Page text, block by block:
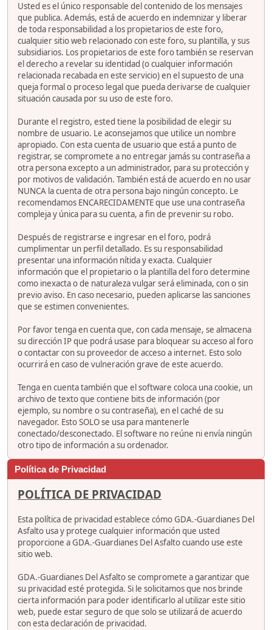
Usted es el único responsable del contenido de los mensajes
que publica. Además, está de acuerdo en indemnizar y liberar
de toda responsabilidad a los propietarios de este foro,
cualquier sitio web relacionado con este foro, su plantilla, y sus
subsidiarios. Los propietarios de este foro también se reservan
el derecho a revelar su identidad (o cualquier información
relacionada recabada en este servicio) en el supuesto de una
queja formal o proceso legal que pueda derivarse de cualquier
situación causada por su uso de este foro.
Durante el registro, ested tiene la posibilidad de elegir su
nombre de usuario. Le aconsejamos que utilice un nombre
apropiado. Con esta cuenta de usuario que está a punto de
registrar, se compromete a no entregar jamás su contraseña a
otra persona excepto a un administrador, para su protección y
por motivos de validación. También está de acuerdo en no usar
NUNCA la cuenta de otra persona bajo ningún concepto. Le
recomendamos ENCARECIDAMENTE que use una contraseña
compleja y única para su cuenta, a fin de prevenir su robo.
Después de registrarse e ingresar en el foro, podrá
cumplimentar un perfil detallado. Es su responsabilidad
presentar una información nítida y exacta. Cualquier
información que el propietario o la plantilla del foro determine
como inexacta o de naturaleza vulgar será eliminada, con o sin
previo aviso. En caso necesario, pueden aplicarse las sanciones
que se estimen convenientes.
Por favor tenga en cuenta que, con cada mensaje, se almacena
su dirección IP que podrá usase para bloquear su acceso al foro
o contactar con su proveedor de acceso a internet. Esto solo
ocurrirá en caso de vulneración grave de este acuerdo.
Tenga en cuenta también que el software coloca una cookie, un
archivo de texto que contiene bits de información (por
ejemplo, su nombre o su contraseña), en el caché de su
navegador. Esto SOLO se usa para mantenerle
conectado/desconectado. El software no reúne ni envía ningún
otro tipo de información a su ordenador.
Política de Privacidad
POLÍTICA DE PRIVACIDAD
Esta política de privacidad establece cómo GDA.-Guardianes Del
Asfalto usa y protege cualquier información que usted
proporcione a GDA.-Guardianes Del Asfalto cuando use este
sitio web.
GDA.-Guardianes Del Asfalto se compromete a garantizar que
su privacidad esté protegida. Si le solicitamos que nos brinde
cierta información para poder identificarlo al utilizar este sitio
web, puede estar seguro de que solo se utilizará de acuerdo
con esta declaración de privacidad.